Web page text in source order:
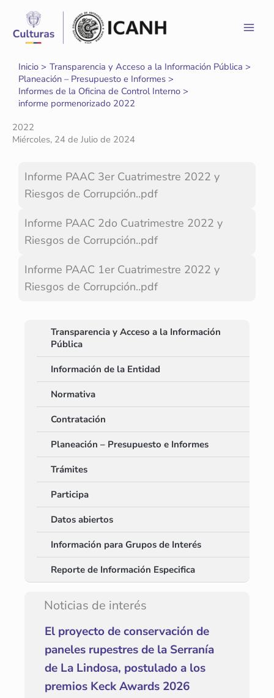
contenido
Inicio
Transparencia y Acceso a la Información Pública
Planeación – Presupuesto e Informes
Informes de la Oficina de Control Interno
informe pormenorizado 2022
2022
Miércoles, 24 de Julio de 2024
Informe PAAC 3er Cuatrimestre 2022 y
Riesgos de Corrupción..pdf
Informe PAAC 2do Cuatrimestre 2022 y
Riesgos de Corrupción..pdf
Informe PAAC 1er Cuatrimestre 2022 y
Riesgos de Corrupción..pdf
Transparencia y Acceso a la Información
Pública
Información de la Entidad
Normativa
Contratación
Planeación – Presupuesto e Informes
Trámites
Participa
Datos abiertos
Información para Grupos de Interés
Reporte de Información Especifica
Noticias de interés
El proyecto de conservación de
paneles rupestres de la Serranía
de La Lindosa, postulado a los
premios Keck Awards 2026